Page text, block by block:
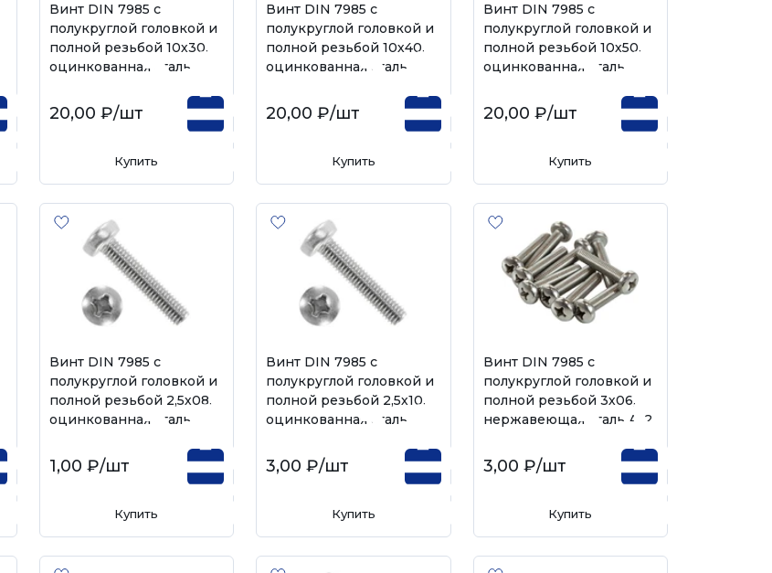
Винт DIN 7985 с
полукруглой головкой и
полной резьбой 10х30,
оцинкованная сталь
20,00 ₽/шт
Купить
Винт DIN 7985 с
полукруглой головкой и
полной резьбой 10х40,
оцинкованная сталь
20,00 ₽/шт
Купить
Винт DIN 7985 с
полукруглой головкой и
полной резьбой 10х50,
оцинкованная сталь
20,00 ₽/шт
Купить
Винт DIN 7985 с
полукруглой головкой и
полной резьбой 2,5х08,
оцинкованная сталь
1,00 ₽/шт
Купить
Винт DIN 7985 с
полукруглой головкой и
полной резьбой 2,5х10,
оцинкованная сталь
3,00 ₽/шт
Купить
Винт DIN 7985 с
полукруглой головкой и
полной резьбой 3х06,
нержавеющая сталь А-2
3,00 ₽/шт
Купить